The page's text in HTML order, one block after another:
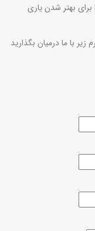
برای بهتر شدن یاری
با ما درمیان بگذارید